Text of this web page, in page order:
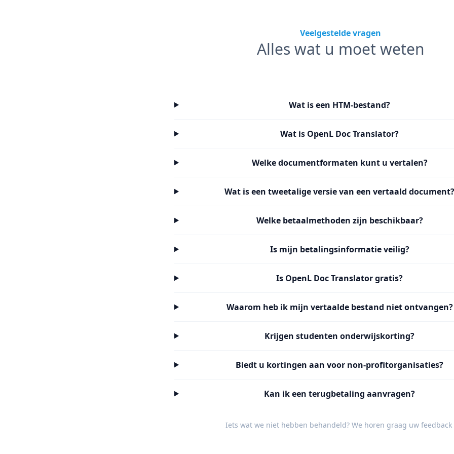
Veelgestelde vragen
Alles wat u moet weten
Wat is een HTM-bestand?
Wat is OpenL Doc Translator?
Welke documentformaten kunt u vertalen?
Wat is een tweetalige versie van een vertaald
Welke betaalmethoden zijn beschikbaar?
Is mijn betalingsinformatie veilig?
Is OpenL Doc Translator gratis?
Waarom heb ik mijn vertaalde bestand niet ontvangen?
Krijgen studenten onderwijskorting?
Biedt u kortingen aan voor non-profitorganisaties?
Kan ik een terugbetaling aanvragen?
Iets wat we niet hebben behandeld? We horen graag uw feedback